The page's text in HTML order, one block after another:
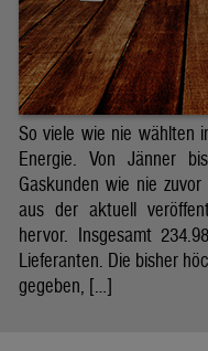
So viele wie nie wählten
Energie. Von Jänner
Gaskunden wie nie
aus der aktuell
hervor. Insgesamt
Lieferanten. Die bisher
gegeben, […]